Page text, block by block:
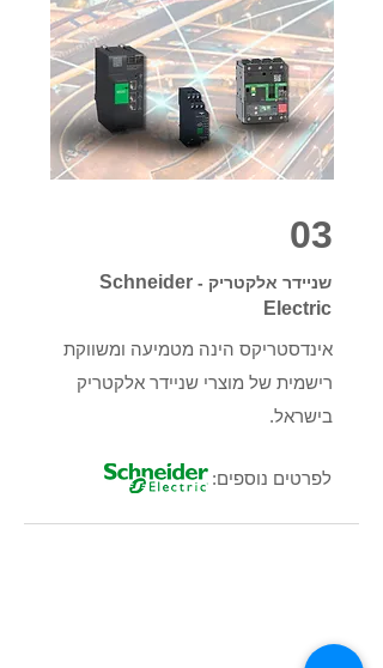
03
שניידר אלקטריק - Schneider
Electric
אינדסטריקס הינה מטמיעה ומשווקת
רישמית של מוצרי שניידר אלקטריק
בישראל.
לפרטים נוספים: